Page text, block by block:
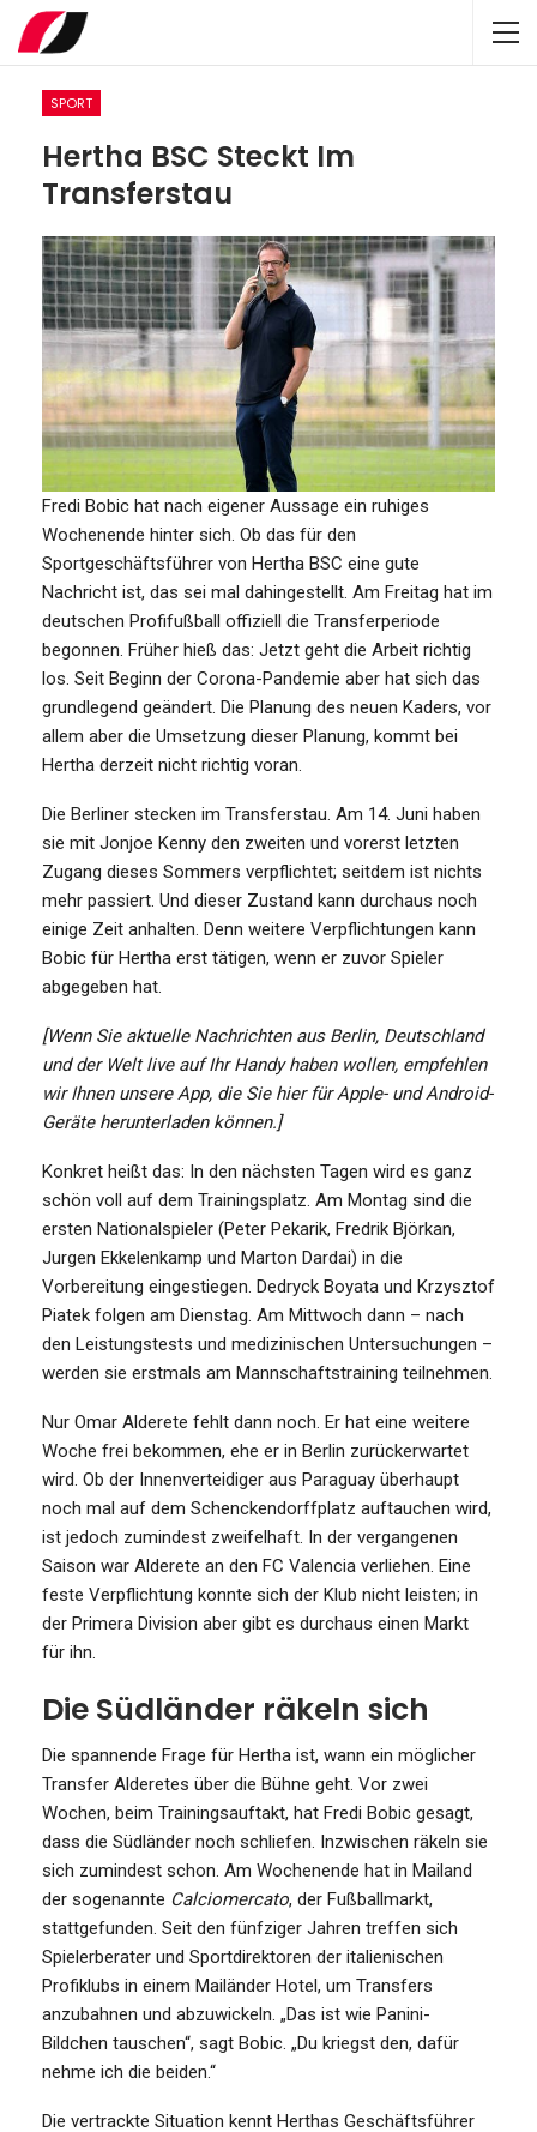
SPORT
Hertha BSC Steckt Im
Transferstau
Fredi Bobic hat nach eigener Aussage ein ruhiges
Wochenende hinter sich. Ob das für den
Sportgeschäftsführer von Hertha BSC eine gute
Nachricht ist, das sei mal dahingestellt. Am Freitag hat im
deutschen Profifußball offiziell die Transferperiode
begonnen. Früher hieß das: Jetzt geht die Arbeit richtig
los. Seit Beginn der Corona-Pandemie aber hat sich das
grundlegend geändert. Die Planung des neuen Kaders, vor
allem aber die Umsetzung dieser Planung, kommt bei
Hertha derzeit nicht richtig voran.
Die Berliner stecken im Transferstau. Am 14. Juni haben
sie mit Jonjoe Kenny den zweiten und vorerst letzten
Zugang dieses Sommers verpflichtet; seitdem ist nichts
mehr passiert. Und dieser Zustand kann durchaus noch
einige Zeit anhalten. Denn weitere Verpflichtungen kann
Bobic für Hertha erst tätigen, wenn er zuvor Spieler
abgegeben hat.
[Wenn Sie aktuelle Nachrichten aus Berlin, Deutschland
und der Welt live auf Ihr Handy haben wollen, empfehlen
wir Ihnen unsere App, die Sie hierfür Apple- und Android-
Geräte herunterladen können.]
Konkret heißt das: In den nächsten Tagen wird es ganz
schön voll auf dem Trainingsplatz. Am Montag sind die
ersten Nationalspieler (Peter Pekarik, Fredrik Björkan,
Jurgen Ekkelenkamp und Marton Dardai) in die
Vorbereitung eingestiegen. Dedryck Boyata und Krzysztof
Piatek folgen am Dienstag. Am Mittwoch dann – nach
den Leistungstests und medizinischen Untersuchungen –
werden sie erstmals am Mannschaftstraining teilnehmen.
Nur Omar Alderete fehlt dann noch. Er hat eine weitere
Woche frei bekommen, ehe er in Berlin zurückerwartet
wird. Ob der Innenverteidiger aus Paraguay überhaupt
noch mal auf dem Schenckendorffplatz auftauchen wird,
ist jedoch zumindest zweifelhaft. In der vergangenen
Saison war Alderete an den FC Valencia verliehen. Eine
feste Verpflichtung konnte sich der Klub nicht leisten; in
der Primera Division aber gibt es durchaus einen Markt
für ihn.
Die Südländer räkeln sich
Die spannende Frage für Hertha ist, wann ein möglicher
Transfer Alderetes über die Bühne geht. Vor zwei
Wochen, beim Trainingsauftakt, hat Fredi Bobic gesagt,
dass die Südländer noch schliefen. Inzwischen räkeln sie
sich zumindest schon. Am Wochenende hat in Mailand
der sogenannte Calciomercato, der Fußballmarkt,
stattgefunden. Seit den fünfziger Jahren treffen sich
Spielerberater und Sportdirektoren der italienischen
Profiklubs in einem Mailänder Hotel, um Transfers
anzubahnen und abzuwickeln. „Das ist wie Panini-
Bildchen tauschen“, sagt Bobic. „Du kriegst den, dafür
nehme ich die beiden.“
Die vertrackte Situation kennt Herthas Geschäftsführer